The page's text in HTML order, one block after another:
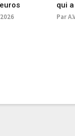
qui
Par